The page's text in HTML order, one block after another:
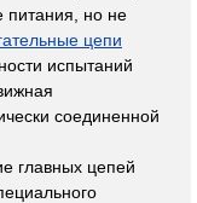
питания, но не
цепи
испытаний
соединенной
главных цепей